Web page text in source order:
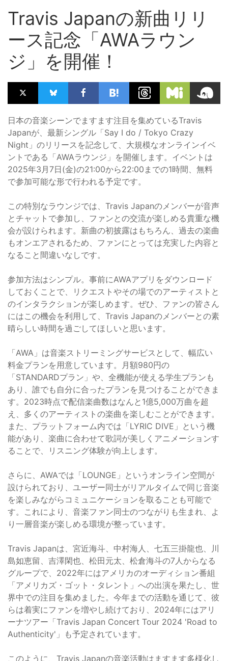
Travis Japanの新曲リリ
ース記念「AWAラウン
ジ」を開催！
日本の音楽シーンでますます注目を集めているTravis
Japanが、最新シングル「Say I do / Tokyo Crazy
Night」のリリースを記念して、大規模なオンラインイベ
ントである「AWAラウンジ」を開催します。イベントは
2025年3月7日(金)の21:00から22:00までの1時間、無料
で参加可能な形で行われる予定です。
この特別なラウンジでは、Travis Japanのメンバーが音声
とチャットで参加し、ファンとの交流が楽しめる貴重な機
会が設けられます。新曲の初披露はもちろん、過去の楽曲
もオンエアされるため、ファンにとっては充実した内容と
なること間違いなしです。
参加方法はシンプル。事前にAWAアプリをダウンロード
しておくことで、リクエストやその場でのアーティストと
のインタラクションが楽しめます。ぜひ、ファンの皆さん
にはこの機会を利用して、Travis Japanのメンバーとの素
晴らしい時間を過ごしてほしいと思います。
「AWA」は音楽ストリーミングサービスとして、幅広い
料金プランを用意しています。月額980円の
「STANDARDプラン」や、全機能が使える学生プランも
あり、誰でも自分に合ったプランを見つけることができま
す。2023時点で配信楽曲数はなんと1億5,000万曲を超
え、多くのアーティストの楽曲を楽しむことができます。
また、プラットフォーム内では「LYRIC DIVE」という機
能があり、楽曲に合わせて歌詞が美しくアニメーションす
ることで、リスニング体験が向上します。
さらに、AWAでは「LOUNGE」というオンライン空間が
設けられており、ユーザー同士がリアルタイムで同じ音楽
を楽しみながらコミュニケーションを取ることも可能で
す。これにより、音楽ファン同士のつながりも生まれ、よ
り一層音楽が楽しめる環境が整っています。
Travis Japanは、宮近海斗、中村海人、七五三掛龍也、川
島如恵留、吉澤閑也、松田元太、松倉海斗の7人からなる
グループで、2022年にはアメリカのオーディション番組
「アメリカズ・ゴット・タレント」への出演を果たし、世
界中での注目を集めました。今年までの活動を通じて、彼
らは着実にファンを増やし続けており、2024年にはアリ
ーナツアー「Travis Japan Concert Tour 2024 'Road to
Authenticity'」も予定されています。
このように、Travis Japanの音楽活動はますます多様化し